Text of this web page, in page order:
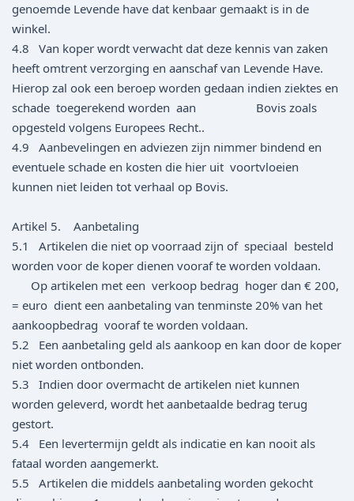
genoemde Levende have dat kenbaar gemaakt is in de
winkel.
4.8 Van koper wordt verwacht dat deze kennis van zaken
heeft omtrent verzorging en aanschaf van Levende Have.
Hierop zal ook een beroep worden gedaan indien ziektes en
schade toegerekend worden aan Bovis zoals
opgesteld volgens Europees Recht..
4.9 Aanbevelingen en adviezen zijn nimmer bindend en
eventuele schade en kosten die hier uit voortvloeien
kunnen niet leiden tot verhaal op Bovis.
Artikel 5. Aanbetaling
5.1 Artikelen die niet op voorraad zijn of speciaal besteld
worden voor de koper dienen vooraf te worden voldaan.
Op artikelen met een verkoop bedrag hoger dan € 200,
= euro dient een aanbetaling van tenminste 20% van het
aankoopbedrag vooraf te worden voldaan.
5.2 Een aanbetaling geld als aankoop en kan door de koper
niet worden ontbonden.
5.3 Indien door overmacht de artikelen niet kunnen
worden geleverd, wordt het aanbetaalde bedrag terug
gestort.
5.4 Een levertermijn geldt als indicatie en kan nooit als
fataal worden aangemerkt.
5.5 Artikelen die middels aanbetaling worden gekocht